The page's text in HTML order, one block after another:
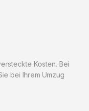
Kosten. Bei
bei Ihrem Umzug